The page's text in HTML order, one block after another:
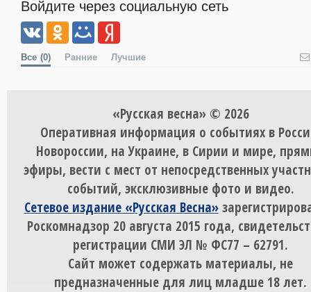
Войдите через социальную сеть
Все (0) Ранние Лучшие
«Русская весна» © 2026
Оперативная информация о событиях в
Новороссии, на Украине, в Сирии и мире,
эфиры, вести с мест от непосредственных
событий, эксклюзивные фото и видео.
Сетевое издание «Русская Весна»
Роскомнадзор 20 августа 2015 года,
регистрации СМИ ЭЛ № ФС77 – 62791.
Сайт может содержать материалы, не
предназначенные для лиц младше 18 лет.